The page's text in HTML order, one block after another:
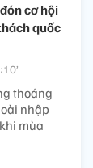
cơ hội
quốc
thoáng
nhập
mùa